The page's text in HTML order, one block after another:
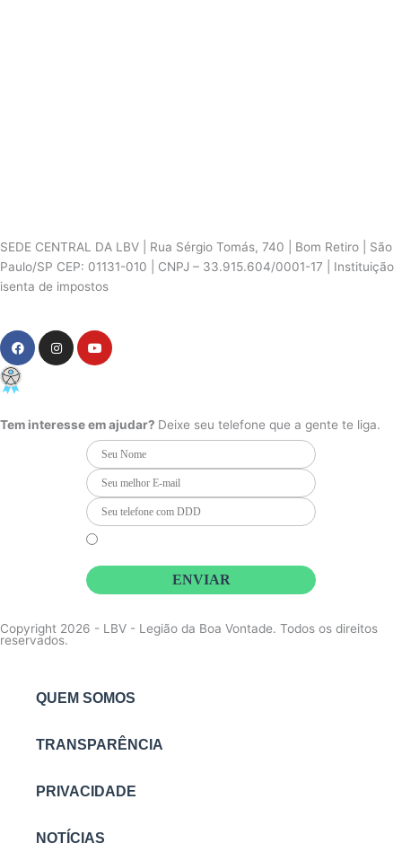
SEDE CENTRAL DA LBV | Rua Sérgio Tomás, 740 | Bom Retiro | São
Paulo/SP CEP: 01131-010 | CNPJ – 33.915.604/0001-17 | Instituição
isenta de impostos
F
a
c
e
b
o
n
s
r
Y
o
u
e
Tem interesse em ajudar? Deixe seu telefone que a gente te liga.
ENVIAR
Copyright 2026 - LBV - Legião da Boa Vontade. Todos os direitos
reservados.
QUEM SOMOS
TRANSPARÊNCIA
PRIVACIDADE
NOTÍCIAS